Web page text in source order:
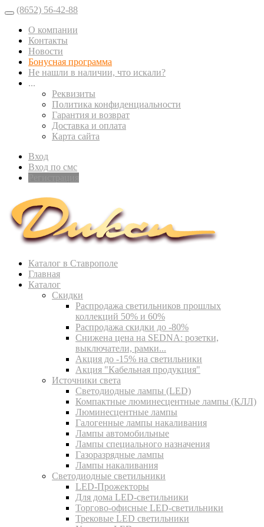
(8652) 56-42-88
О компании
Контакты
Новости
Бонусная программа
Не нашли в наличии, что искали?
...
Реквизиты
Политика конфиденциальности
Гарантия и возврат
Доставка и оплата
Карта сайта
Вход
Вход по смс
Каталог в Ставрополе
Главная
Каталог
Скидки
Распродажа светильников прошлых
коллекций 50% и 60%
Распродажа скидки до -80%
Cнижена цена на SEDNA: розетки,
выключатели, рамки...
Акция до -15% на светильники
Акция "Кабельная продукция"
Источники света
Светодиодные лампы (LED)
Компактные люминесцентные лампы (КЛЛ)
Люминесцентные лампы
Галогенные лампы накаливания
Лампы автомобильные
Лампы специального назначения
Газоразрядные лампы
Лампы накаливания
Светодиодные светильники
LED-Прожекторы
Для дома LED-светильники
Торгово-офисные LED-светильники
Трековые LED светильники